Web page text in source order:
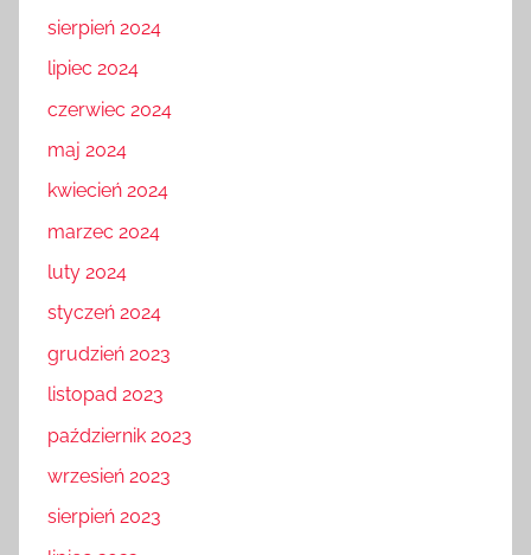
sierpień 2024
lipiec 2024
czerwiec 2024
maj 2024
kwiecień 2024
marzec 2024
luty 2024
styczeń 2024
grudzień 2023
listopad 2023
październik 2023
wrzesień 2023
sierpień 2023